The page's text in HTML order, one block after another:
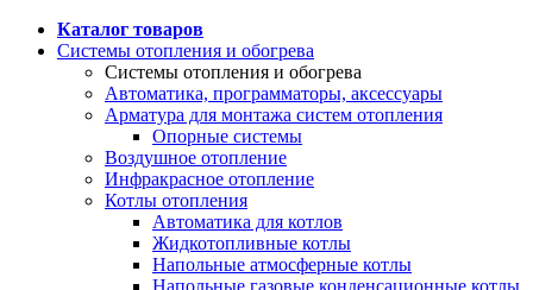
Каталог товаров
Системы отопления и обогрева
Системы отопления и обогрева
Автоматика, программаторы, аксессуары
Арматура для монтажа систем отопления
Опорные системы
Воздушное отопление
Инфракрасное отопление
Котлы отопления
Автоматика для котлов
Жидкотопливные котлы
Напольные атмосферные котлы
Напольные газовые конденсационные котлы